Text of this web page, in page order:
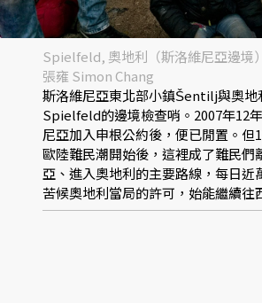
Spielfeld, 奧地利（斯洛維尼亞邊境
張雍 Simon Chang
斯洛維尼亞東北部小鎮Šentilj與奧地
Spielfeld的邊境檢查哨。2007年12
尼亞加入申根公約後，便已閒置。但
歐陸難民潮開始後，這裡成了難民們
亞、進入奧地利的主要路線，每日近
苦候奧地利當局的許可，始能繼續往